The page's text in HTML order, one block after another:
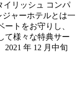
イリッシュ コンパ
ャーホテルとは一
トをお守りし、
て様々な特典サー
2021 年 12 月中旬